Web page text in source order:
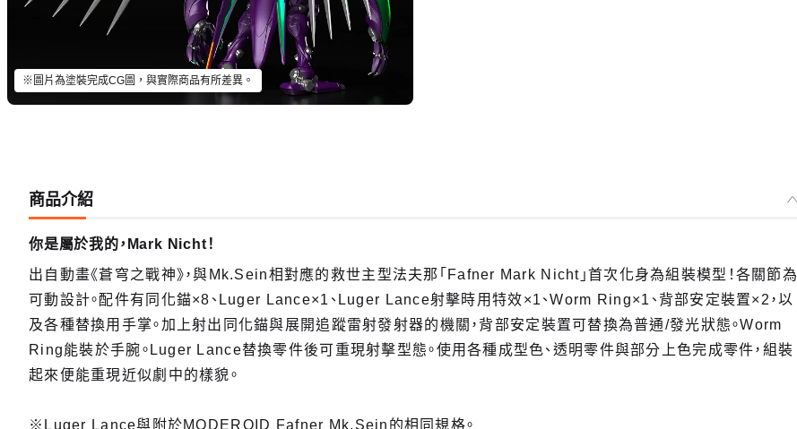
※圖片為塗裝完成CG圖，與實際商品有所差異。
商品介紹
你是屬於我的，Mark Nicht！
出自動畫《蒼穹之戰神》，與Mk.Sein相對應的救世主型法夫那「Fafner Mark Nicht」首次化身為組裝模型！各關節為
可動設計。配件有同化錨×8、Luger Lance×1、Luger Lance射擊時用特效×1、Worm Ring×1、背部安定裝置×2，以
及各種替換用手掌。加上射出同化錨與展開追蹤雷射發射器的機關，背部安定裝置可替換為普通/發光狀態。Worm
Ring能裝於手腕。Luger Lance替換零件後可重現射擊型態。使用各種成型色、透明零件與部分上色完成零件，組裝
起來便能重現近似劇中的樣貌。
※Luger Lance與附於MODEROID Fafner Mk.Sein的相同規格。